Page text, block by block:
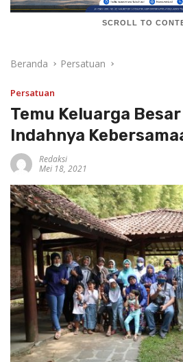
SCROLL TO
Beranda Persatuan
Persatuan
Temu Keluarga
Indahnya
Redaksi
Mei 18, 2021